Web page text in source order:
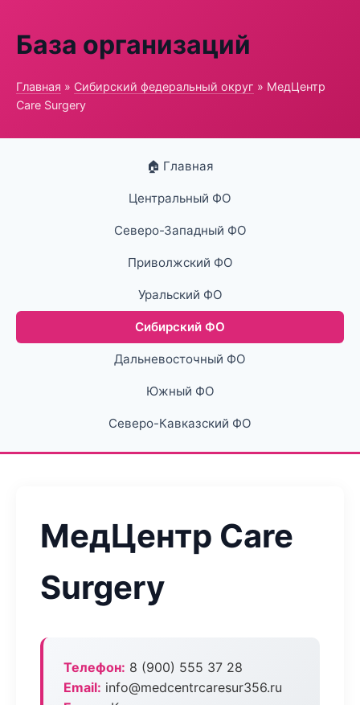
База организаций
Главная » Сибирский федеральный округ » МедЦентр
Care Surgery
🏠 Главная
Центральный ФО
Северо-Западный ФО
Приволжский ФО
Уральский ФО
Сибирский ФО
Дальневосточный ФО
Южный ФО
Северо-Кавказский ФО
МедЦентр Care
Surgery
Телефон: 8 (900) 555 37 28
Email: info@medcentrcaresur356.ru